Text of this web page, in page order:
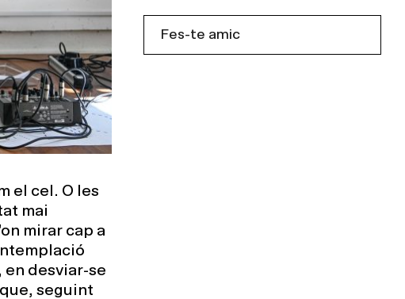
el cel. O les
mai
mirar cap a
desviar-se
seguint
Fes-te amic